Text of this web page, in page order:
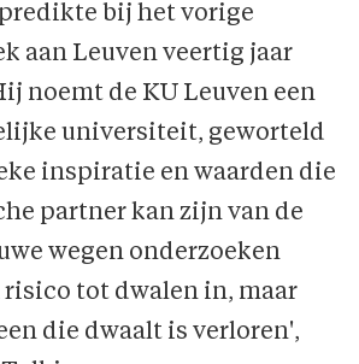
predikte bij het vorige
aan Leuven veertig jaar
noemt de KU Leuven een
universiteit, geworteld
inspiratie en waarden die
partner kan zijn van de
wegen onderzoeken
risico tot dwalen in, maar
die dwaalt is verloren',